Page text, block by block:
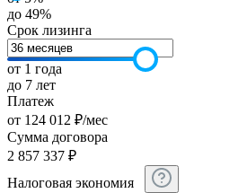
до 49%
Срок лизинга
от 1 года
до 7 лет
Платеж
от 124 012 ₽/мес
Сумма договора
2 857 337 ₽
Налоговая экономия